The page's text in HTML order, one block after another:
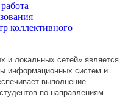
коллективного
и локальных сетей» является
информационных систем и
выполнение
по направлениям